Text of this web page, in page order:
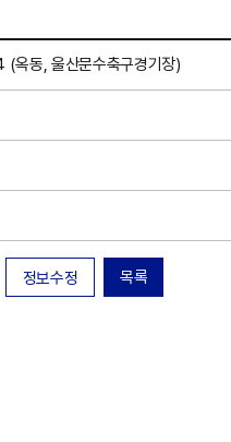
(옥동, 울산문수축구경기장)
정보수정 목록